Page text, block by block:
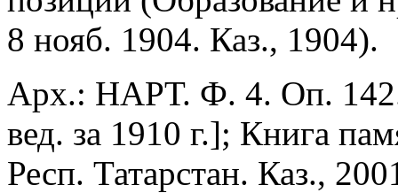
8 нояб. 1904. Каз., 1904).
Арх.: НАРТ. Ф. 4. Оп.
вед. за 1910 г.]; Книга
Респ. Татарстан. Каз.,